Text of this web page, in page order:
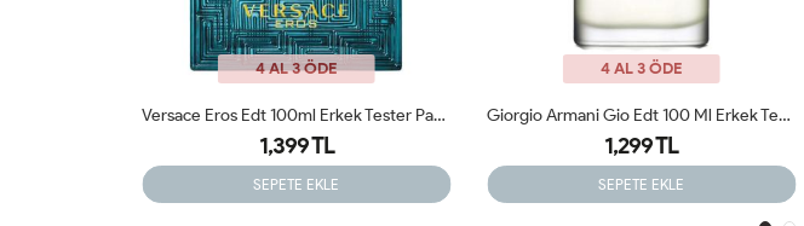
4 AL 3 ÖDE
Giorgio Armani Gio Edt 100 Ml Erkek Tester Parfüm
1,299 TL
SEPETE EKLE
4 AL 3 ÖDE
Burberry Classic Edt 100ml Erkek Tester Parfüm
1,399 TL
SEPETE EKLE